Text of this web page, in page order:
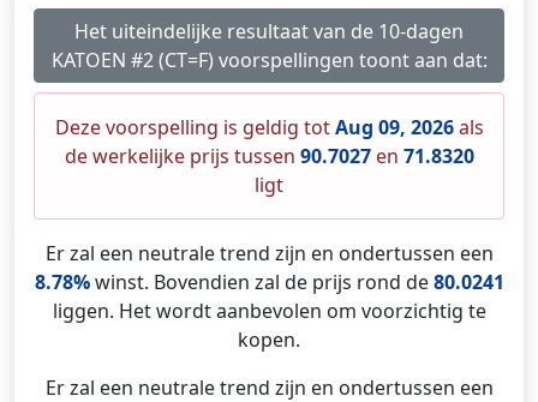
Het uiteindelijke resultaat van de 10-dagen
KATOEN #2 (CT=F) voorspellingen toont aan dat:
Deze voorspelling is geldig totAug 09, 2026als
de werkelijke prijs tussen 90.7027en 71.8320
ligt
Er zal een neutrale trend zijn en ondertussen een
8.78%winst. Bovendien zal de prijs rond de80.0241
liggen. Het wordt aanbevolen om voorzichtig te
kopen.
Er zal een neutrale trend zijn en ondertussen een